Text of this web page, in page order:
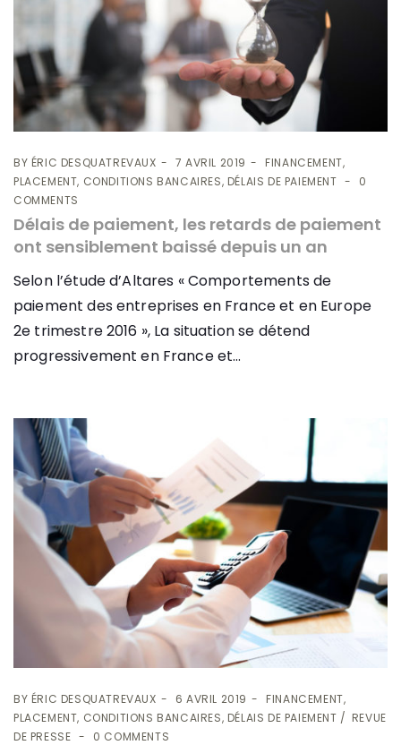
BY ÉRIC DESQUATREVAUX 7 AVRIL 2019
FINANCEMENT,
PLACEMENT, CONDITIONS BANCAIRES, DÉLAIS DE PAIEMENT
0
COMMENTS
Délais de paiement, les retards de paiement
ont sensiblement baissé depuis un an
Selon l’étude d’Altares « Comportements de
paiement des entreprises en France et en Europe
2e trimestre 2016 », La situation se détend
progressivement en France et...
BY ÉRIC DESQUATREVAUX 6 AVRIL 2019
FINANCEMENT,
PLACEMENT, CONDITIONS BANCAIRES, DÉLAIS DE PAIEMENT
REVUE
DE PRESSE
0 COMMENTS